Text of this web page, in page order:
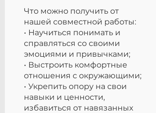
Что можно получить от
нашей совместной работы:
• Научиться понимать и
справляться со своими
эмоциями и привычками;
• Выстроить комфортные
отношения с окружающими;
• Укрепить опору на свои
навыки и ценности,
избавиться от навязанных